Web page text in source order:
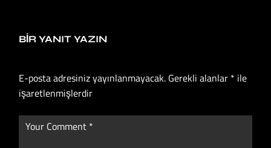
BIR YANIT YAZIN
E-posta adresiniz yayınlanmayacak. Gerekli alanlar * ile
işaretlenmişlerdir